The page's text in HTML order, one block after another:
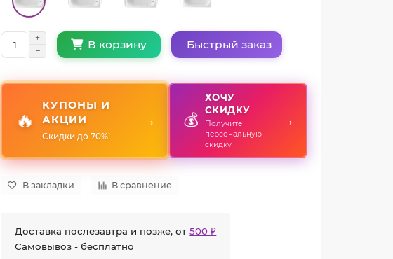
В корзину Быстрый заказ
🔥
КУПОНЫ И
АКЦИИ
Скидки до 70%!
→ 💰
ХОЧУ
СКИДКУ
Получите
персональную
скидку
→
В закладки В сравнение
Доставка послезавтра и позже, от500 ₽
Самовывоз - бесплатно